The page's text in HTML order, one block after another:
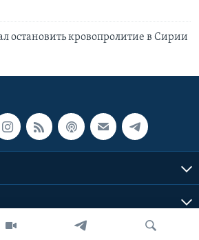
остановить кровопролитие в Сирии